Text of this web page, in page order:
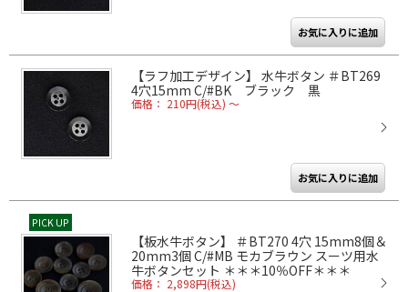
【ラフ加工デザイン】 水牛ボタン ＃BT269
4穴15mm C/#BK ブラック 黒
価格： 210円(税込) ～
PICK UP
【板水牛ボタン】 ＃BT270 4穴 15mm8個＆
20mm3個 C/#MB モカブラウン スーツ用水
牛ボタンセット ＊＊＊10％OFF＊＊＊
価格： 2,898円(税込)